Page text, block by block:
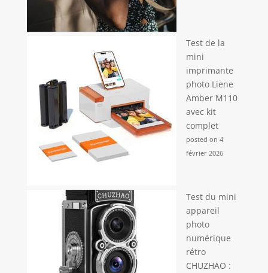
Test de la
mini
imprimante
photo Liene
Amber M110
avec kit
complet
posted on 4
février 2026
Test du mini
appareil
photo
numérique
rétro
CHUZHAO :